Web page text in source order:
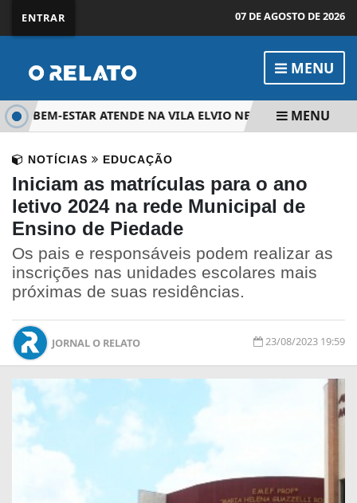
ENTRAR 07 DE AGOSTO DE 2026
MENU
& BEM-ESTAR ATENDE NA VILA ELVIO NESTE SÁBADOMENU
NOTÍCIAS EDUCAÇÃO
Iniciam as matrículas para o ano
letivo 2024 na rede Municipal de
Ensino de Piedade
Os pais e responsáveis podem realizar as
inscrições nas unidades escolares mais
próximas de suas residências.
JORNAL O RELATO 23/08/2023 19:59